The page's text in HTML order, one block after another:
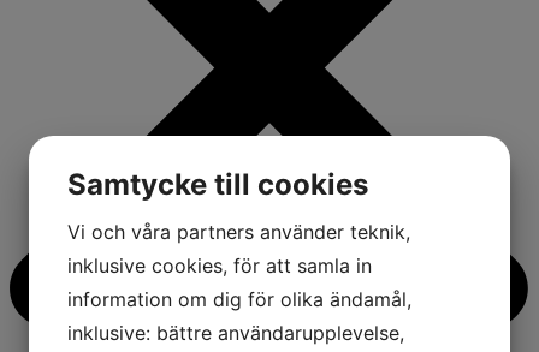
Samtycke till cookies
Vi och våra partners använder teknik,
inklusive cookies, för att samla in
information om dig för olika ändamål,
inklusive: bättre användarupplevelse,